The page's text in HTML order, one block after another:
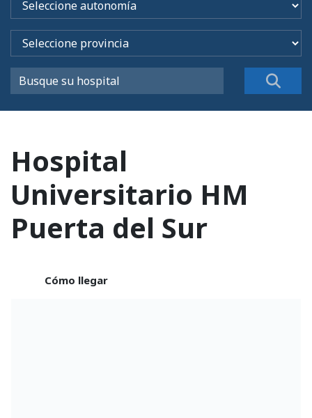
Hospital
Universitario HM
Puerta del Sur
Cómo llegar